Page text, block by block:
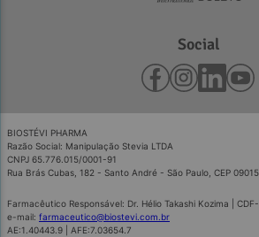
Social
BIOSTÉVI PHARMA
Razão Social: Manipulação Stevia LTDA
CNPJ 65.776.015/0001-91
Rua Brás Cubas, 182 - Santo André - São Paulo, CEP
Farmacêutico Responsável: Dr. Hélio Takashi Kozima |
e-mail: farmaceutico@biostevi.com.br
AE:1.40443.9 | AFE:7.03654.7